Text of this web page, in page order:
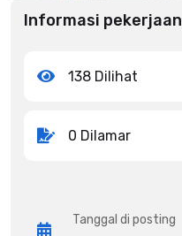
Informasi pekerjaan
138 Dilihat
0 Dilamar
Tanggal di posting